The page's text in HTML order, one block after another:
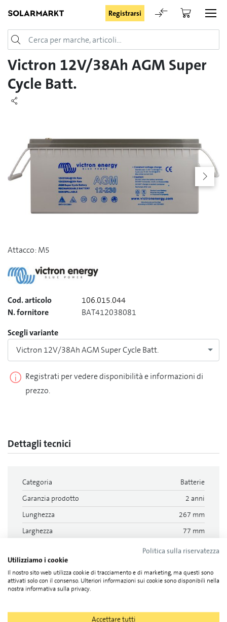
Registrarsi
Login
Registrarsi
Password dimenticata
Richiesta di registrazione per login
Victron 12V/38Ah AGM Super
Cycle Batt.
Attacco: M5
Cod. articolo
106.015.044
N. fornitore
BAT412038081
Scegli variante
Victron 12V/38Ah AGM Super Cycle Batt.
Registrati per vedere disponibilità e informazioni di
prezzo.
Dettagli tecnici
Categoria
Batterie
Garanzia prodotto
2 anni
Lunghezza
267 mm
Larghezza
77 mm
175 mm
peso
Documenti
Politica sulla riservatezza
Utilizziamo i cookie
Il nostro sito web utilizza cookie di tracciamento e di marketing, ma questi sono
attivati solo con il consenso. Ulteriori informazioni sui cookie sono disponibili nella
nostra informativa sulla privacy.
Accettare tutti